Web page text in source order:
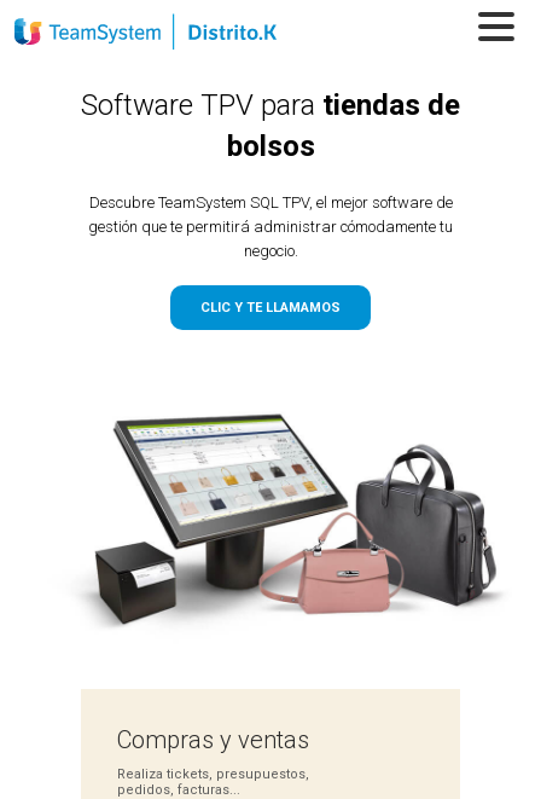
Software TPV para tiendas de
bolsos
Descubre TeamSystem SQL TPV, el mejor software de
gestión que te permitirá administrar cómodamente tu
negocio.
CLIC Y TE LLAMAMOS
Comprasy ventas
Realiza tickets, presupuestos,
pedidos, facturas...